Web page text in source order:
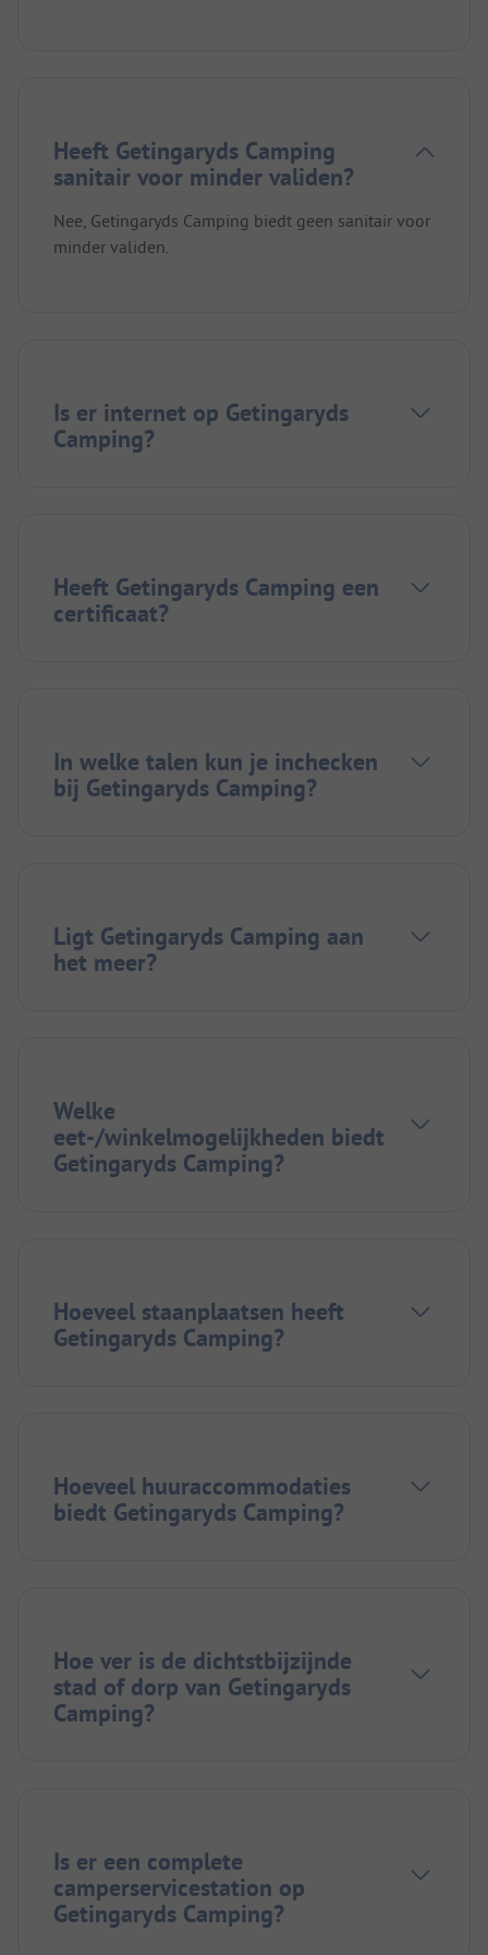
Heeft Getingaryds Camping
sanitair voor minder validen?
Nee, Getingaryds Camping biedt geen sanitair voor
minder validen.
Is er internet op Getingaryds
Camping?
Heeft Getingaryds Camping een
certificaat?
In welke talen kun je inchecken
bij Getingaryds Camping?
Ligt Getingaryds Camping aan
het meer?
Welke
eet-/winkelmogelijkheden biedt
Getingaryds Camping?
Hoeveel staanplaatsen heeft
Getingaryds Camping?
Hoeveel huuraccommodaties
biedt Getingaryds Camping?
Hoe ver is de dichtstbijzijnde
stad of dorp van Getingaryds
Camping?
Is er een complete
camperservicestation op
Getingaryds Camping?